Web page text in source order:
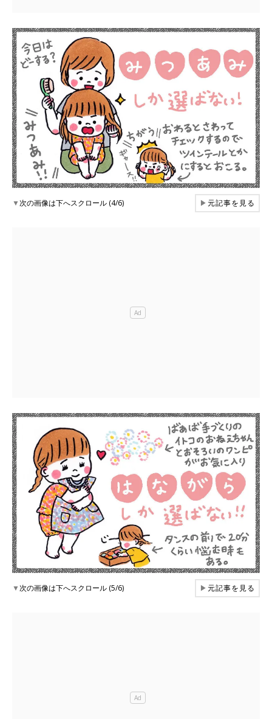
▼次の画像は下へスクロール (4/6) ▶元記事を見る
▼次の画像は下へスクロール (5/6) ▶元記事を見る